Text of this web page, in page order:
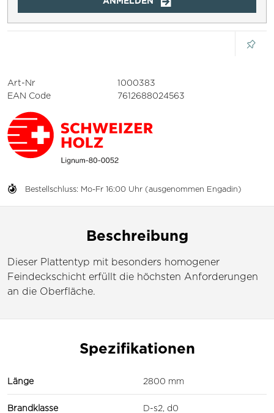
Bestellschluss: Mo-Fr 16:00 Uhr (ausgenommen Engadin)
Art-Nr
1000383
EAN Code
7612688024563
Beschreibung
Dieser Plattentyp mit besonders homogener
Feindeckschicht erfüllt die höchsten Anforderungen
an die Oberfläche.
Spezifikationen
Länge 2800 mm
Brandklasse D-s2, d0